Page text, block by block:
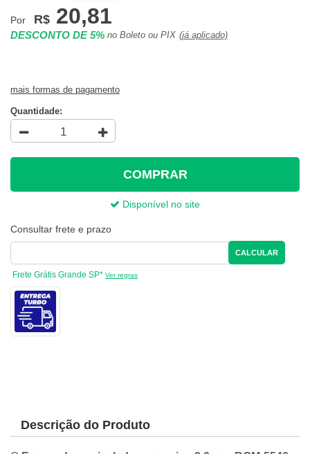
Por R$ 20,81
DESCONTO DE 5% no Boleto ou PIX (já aplicado)
mais formas de pagamento
Quantidade:
COMPRAR
Disponível no site
Consultar frete e prazo
CALCULAR
Frete Grátis Grande SP* Ver regras
Descrição do Produto